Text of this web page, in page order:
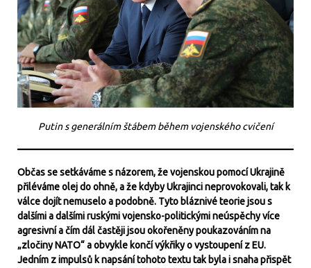
Putin s generálním štábem během vojenského cvičení
Občas se setkáváme s názorem, že vojenskou pomocí Ukrajině
přiléváme olej do ohně, a že kdyby Ukrajinci neprovokovali, tak k
válce dojít nemuselo a podobně. Tyto bláznivé teorie jsou s
dalšími a dalšími ruskými vojensko-politickými neúspěchy více
agresivní a čím dál častěji jsou okořeněny poukazováním na
„zločiny NATO“ a obvykle končí výkřiky o vystoupení z EU.
Jedním z impulsů k napsání tohoto textu tak byla i snaha přispět